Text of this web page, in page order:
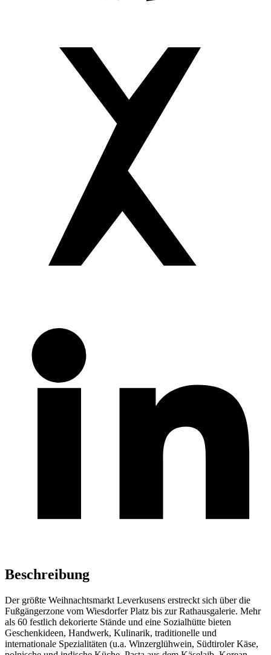
Beschreibung
Der größte Weihnachtsmarkt Leverkusens erstreckt sich über die
Fußgängerzone vom Wiesdorfer Platz bis zur Rathausgalerie. Mehr
als 60 festlich dekorierte Stände und eine Sozialhütte bieten
Geschenkideen, Handwerk, Kulinarik, traditionelle und
internationale Spezialitäten (u.a. Winzerglühwein, Südtiroler Käse,